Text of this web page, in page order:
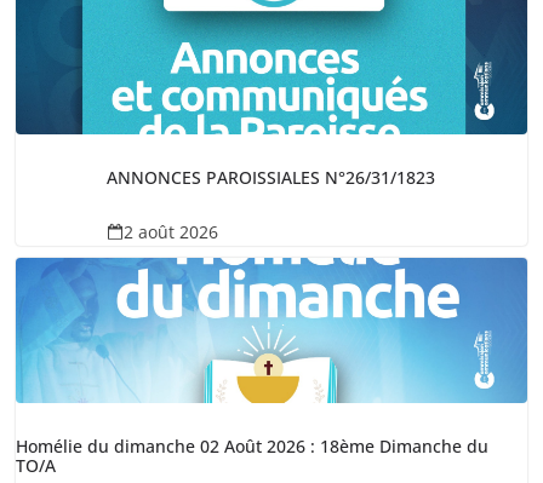
ANNONCES PAROISSIALES N°26/31/1823
2 août 2026
Homélie du dimanche 02 Août 2026 : 18ème Dimanche du
TO/A